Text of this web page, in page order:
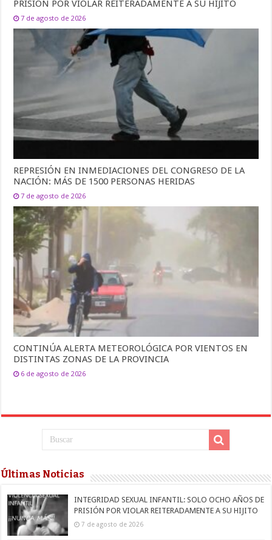
PRISIÓN POR VIOLAR REITERADAMENTE A SU HIJITO
7 de agosto de 2026
REPRESIÓN EN INMEDIACIONES DEL CONGRESO DE LA
NACIÓN: MÁS DE 1500 PERSONAS HERIDAS
7 de agosto de 2026
CONTINÚA ALERTA METEOROLÓGICA POR VIENTOS EN
DISTINTAS ZONAS DE LA PROVINCIA
6 de agosto de 2026
Últimas Noticias
INTEGRIDAD SEXUAL INFANTIL: SOLO OCHO AÑOS DE
PRISIÓN POR VIOLAR REITERADAMENTE A SU HIJITO
7 de agosto de 2026